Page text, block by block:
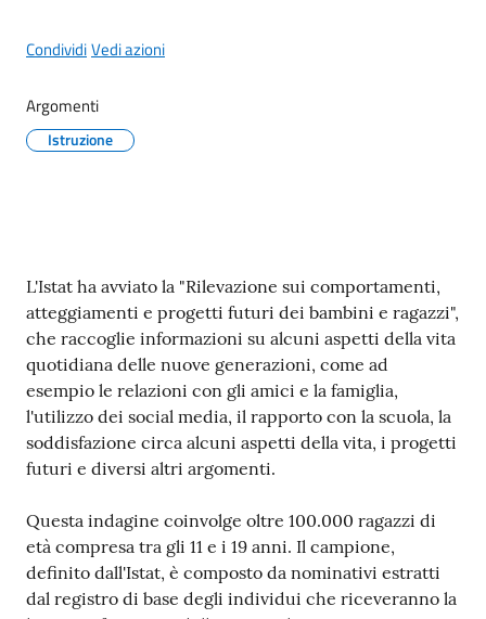
a
o
s
e
i
s
c
o
l
a
s
t
c
i
Tutti
CondividiVedi azioni
Argomenti
Istruzione
Contenuto
L'Istat ha avviato la "Rilevazione sui comportamenti,
atteggiamenti e progetti futuri dei bambini e ragazzi",
che raccoglie informazioni su alcuni aspetti della vita
quotidiana delle nuove generazioni, come ad
esempio le relazioni con gli amici e la famiglia,
l'utilizzo dei social media, il rapporto con la scuola, la
soddisfazione circa alcuni aspetti della vita, i progetti
futuri e diversi altri argomenti.
Questa indagine coinvolge oltre 100.000 ragazzi di
età compresa tra gli 11 e i 19 anni. Il campione,
definito dall'Istat, è composto da nominativi estratti
dal registro di base degli individui che riceveranno la